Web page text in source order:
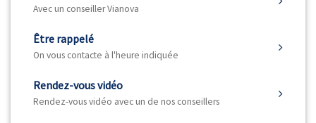
Avec un conseiller Vianova
Être rappelé
On vous contacte à l'heure indiquée
Rendez-vous vidéo
Rendez-vous vidéo avec un de nos conseillers